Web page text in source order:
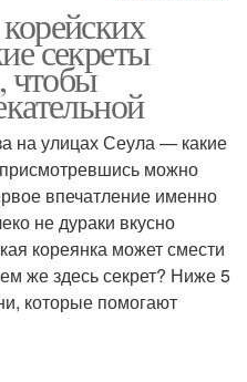
Корейский макияж
секреты
чтобы
на улицах Сеула — какие
можно
впечатление именно
не дураки вкусно
кореянка может смести
же здесь секрет? Ниже 5
которые помогают